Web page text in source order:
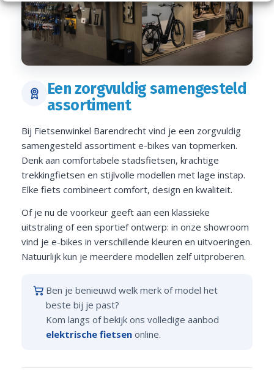
Een zorgvuldig samengesteld
assortiment
Bij Fietsenwinkel Barendrecht vind je een zorgvuldig
samengesteld assortiment e-bikes van topmerken.
Denk aan comfortabele stadsfietsen, krachtige
trekkingfietsen en stijlvolle modellen met lage instap.
Elke fiets combineert comfort, design en kwaliteit.
Of je nu de voorkeur geeft aan een klassieke
uitstraling of een sportief ontwerp: in onze showroom
vind je e-bikes in verschillende kleuren en uitvoeringen.
Natuurlijk kun je meerdere modellen zelf uitproberen.
Ben je benieuwd welk merk of model het
beste bij je past?
Kom langs of bekijk ons volledige aanbod
elektrische fietsen online.